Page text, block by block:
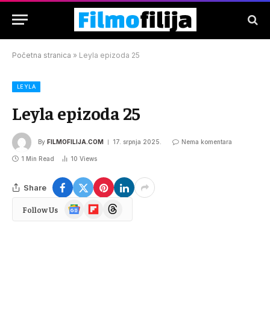
Početna stranica » Leyla epizoda 25
LEYLA
Leyla epizoda 25
By FILMOFILIJA.COM 17. srpnja 2025. Nema komentara
1 Min Read 10 Views
Share
Follow Us
Google
News
FlipboardThreads